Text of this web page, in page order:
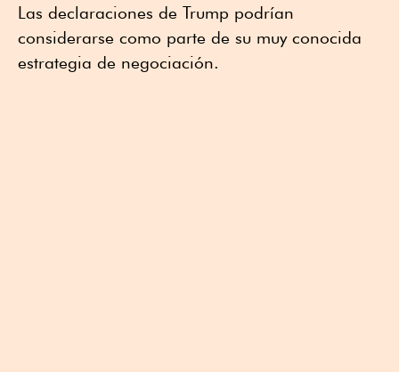
Las declaraciones de Trump podrían
considerarse como parte de su muy conocida
estrategia de negociación.